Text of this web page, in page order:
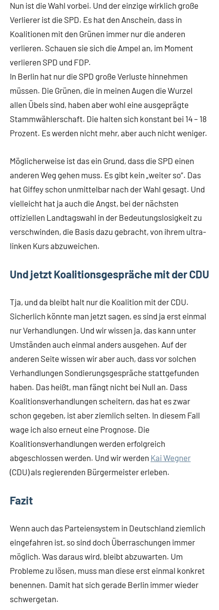
Nun ist die Wahl vorbei. Und der einzige wirklich große
Verlierer ist die SPD. Es hat den Anschein, dass in
Koalitionen mit den Grünen immer nur die anderen
verlieren. Schauen sie sich die Ampel an, im Moment
verlieren SPD und FDP.
In Berlin hat nur die SPD große Verluste hinnehmen
müssen. Die Grünen, die in meinen Augen die Wurzel
allen Übels sind, haben aber wohl eine ausgeprägte
Stammwählerschaft. Die halten sich konstant bei 14 – 18
Prozent. Es werden nicht mehr, aber auch nicht weniger.
Möglicherweise ist das ein Grund, dass die SPD einen
anderen Weg gehen muss. Es gibt kein „weiter so“. Das
hat Giffey schon unmittelbar nach der Wahl gesagt. Und
vielleicht hat ja auch die Angst, bei der nächsten
offiziellen Landtagswahl in der Bedeutungslosigkeit zu
verschwinden, die Basis dazu gebracht, von ihrem ultra-
linken Kurs abzuweichen.
Und jetzt Koalitionsgespräche mit der CDU
Tja, und da bleibt halt nur die Koalition mit der CDU.
Sicherlich könnte man jetzt sagen, es sind ja erst einmal
nur Verhandlungen. Und wir wissen ja, das kann unter
Umständen auch einmal anders ausgehen. Auf der
anderen Seite wissen wir aber auch, dass vor solchen
Verhandlungen Sondierungsgespräche stattgefunden
haben. Das heißt, man fängt nicht bei Null an. Dass
Koalitionsverhandlungen scheitern, das hat es zwar
schon gegeben, ist aber ziemlich selten. In diesem Fall
wage ich also erneut eine Prognose. Die
Koalitionsverhandlungen werden erfolgreich
abgeschlossen werden. Und wir werden Kai Wegner
(CDU) als regierenden Bürgermeister erleben.
Fazit
Wenn auch das Parteiensystem in Deutschland ziemlich
eingefahren ist, so sind doch Überraschungen immer
möglich. Was daraus wird, bleibt abzuwarten. Um
Probleme zu lösen, muss man diese erst einmal konkret
benennen. Damit hat sich gerade Berlin immer wieder
schwergetan.